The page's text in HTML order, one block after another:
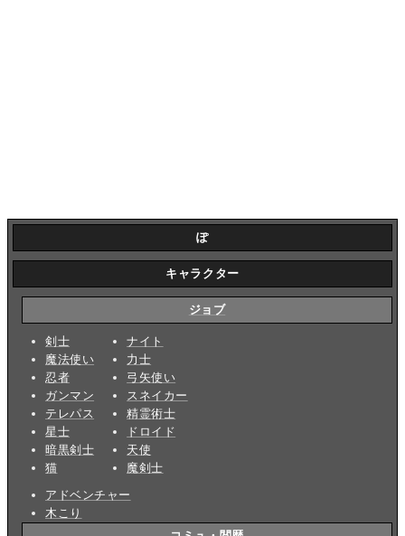
ぽ
キャラクター
ジョブ
剣士
魔法使い
忍者
ガンマン
テレパス
星士
暗黒剣士
猫
ナイト
力士
弓矢使い
スネイカー
精霊術士
ドロイド
天使
魔剣士
アドベンチャー
木こり